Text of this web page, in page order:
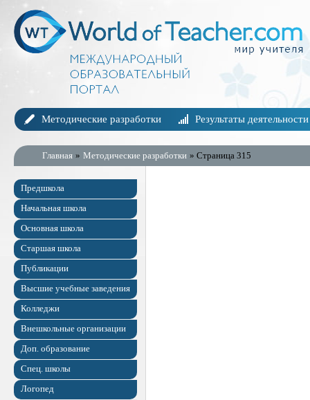
Методические разработки Результаты деятельности
Главная » Методические разработки » Страница 315
Предшкола
Начальная школа
Основная школа
Старшая школа
Публикации
Высшие учебные заведения
Колледжи
Внешкольные организации
Доп. образование
Спец. школы
Логопед